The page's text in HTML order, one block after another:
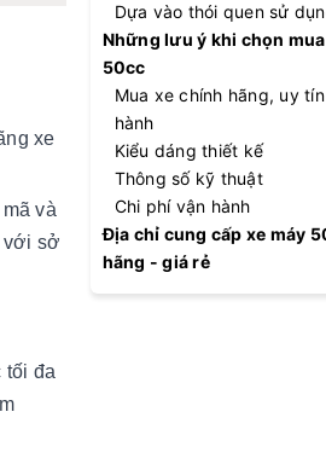
xe
và
với sở
tối đa
Dựa vào thói quen sử
Những lưu ý khi chọn
50cc
Mua xe chính hãng, uy
hành
Kiểu dáng thiết kế
Thông số kỹ thuật
Chi phí vận hành
Địa chỉ cung cấp xe máy
hãng - giá rẻ